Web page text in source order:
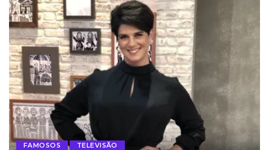
FAMOSOS TELEVISÃO